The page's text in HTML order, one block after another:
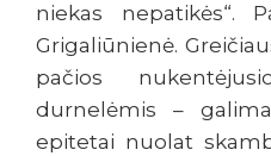
niekas nepatikės“.
Grigaliūnienė.
pačios
durnelėmis –
epitetai nuolat